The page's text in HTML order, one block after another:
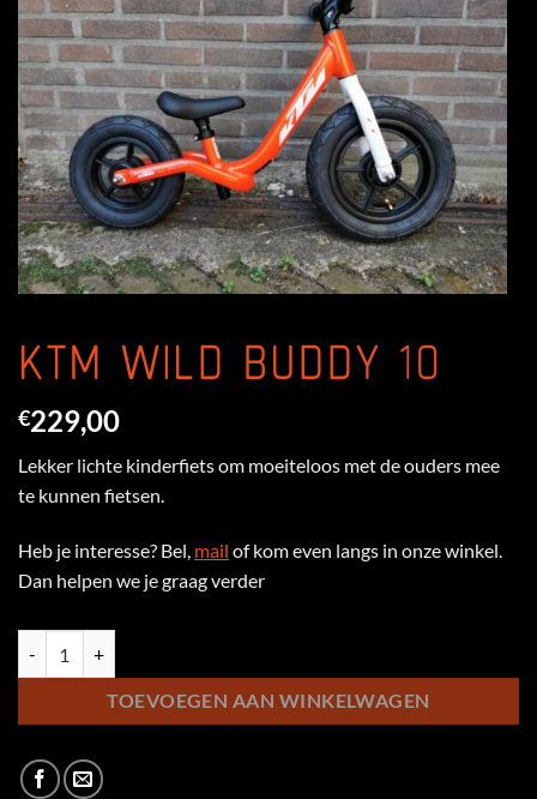
KTM WILD BUDDY 10
€229,00
Lekker lichte kinderfiets om moeiteloos met de ouders mee
te kunnen fietsen.
Heb je interesse? Bel, mail of kom even langs in onze winkel.
Dan helpen we je graag verder
TOEVOEGEN AAN WINKELWAGEN